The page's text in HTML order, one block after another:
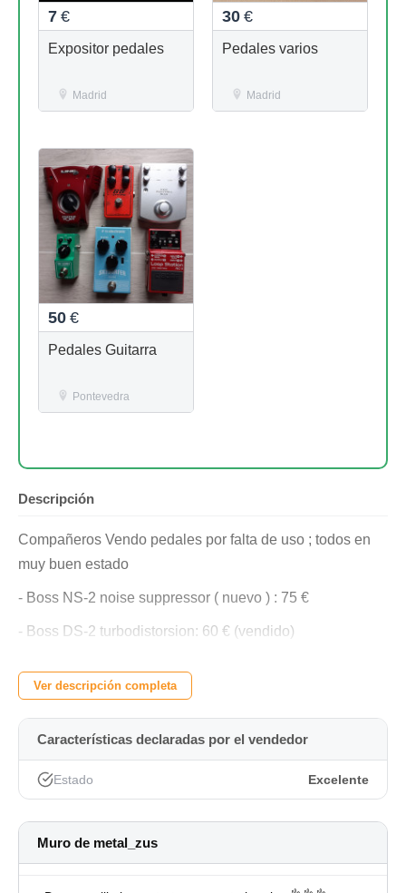
7 €
Expositor pedales
Madrid
30 €
Pedales varios
Madrid
50 €
Pedales Guitarra
Pontevedra
Descripción
Compañeros Vendo pedales por falta de uso ; todos en
muy buen estado
- Boss NS-2 noise suppressor ( nuevo ) : 75 €
- Boss DS-2 turbodistorsion: 60 € (vendido)
- MXR micro amp: 70 € ( Vendido)
- MXR analog chorus m234 : 90 €
- MOOER trelicopter : 30 € (Vendido)
- Polytune mini : 70 €
Todos con su caja original
Si te interesa más de uno hablamos de los precios.
Ver descripción completa
Características declaradas por el vendedor
Estado Excelente
Muro de metal_zus